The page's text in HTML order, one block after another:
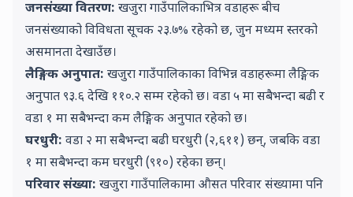
जनसंख्या वितरण: खजुरा गाउँपालिकाभित्र वडाहरू बीच
जनसंख्याको विविधता सूचक २३.७% रहेको छ, जुनमध्यमस्तरको
असमानता देखाउँछ।
लैङ्गिक अनुपात: खजुरा गाउँपालिकाका विभिन्न वडाहरूमा लैङ्गिक
अनुपात ९३.६ देखि ११०.२ सम्म रहेको छ। वडा५मा सबैभन्दा बढी र
वडा १ मा सबैभन्दा कम लैङ्गिक अनुपात रहेको छ।
घरधुरी: वडा २ मा सबैभन्दा बढी घरधुरी (२,६११) छन्, जबकि वडा
१ मा सबैभन्दा कम घरधुरी (९१०) रहेका छन्।
परिवार संख्या: खजुरा गाउँपालिकामा औसत परिवार संख्यामा पनि